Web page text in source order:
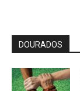
DOURADOS